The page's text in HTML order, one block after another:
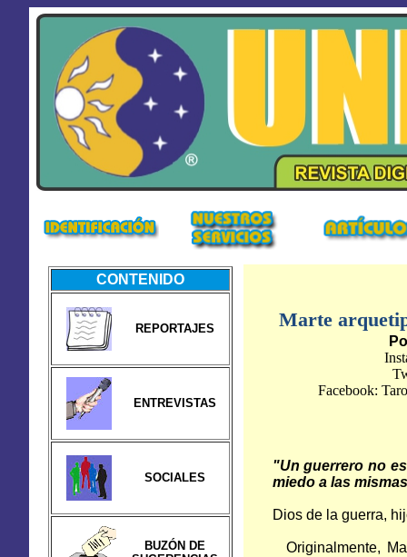
CONTENIDO
REPORTAJES
ENTREVISTAS
SOCIALES
BUZÓN DE
Marte
Facebook:
"Un guerrero no
miedo a las
Dios de la guerra,
Originalmente,